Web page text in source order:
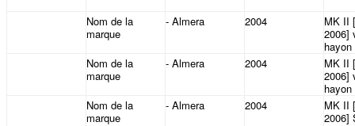
Nom de la
marque
- Almera 2004
MK II
2006]
hayon
Nom de la
marque
- Almera 2004
MK II
2006]
hayon
Nom de la
marque
- Almera 2004
MK II
2006]